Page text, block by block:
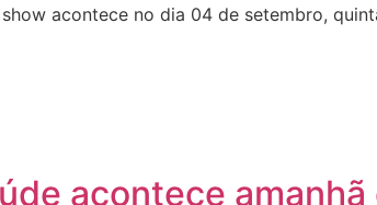
acontece no dia 04 de setembro,
acontece amanhã